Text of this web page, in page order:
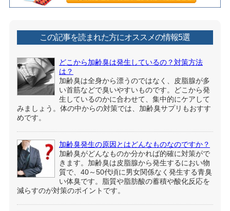
この記事を読まれた方にオススメの情報5選
どこから加齢臭は発生しているの？対策方法
は？
加齢臭は全身から漂うのではなく、皮脂腺が多
い首筋などで臭いやすいものです。どこから発
生しているのかに合わせて、集中的にケアして
みましょう。体の中からの対策では、加齢臭サプリもおすす
めです。
加齢臭発生の原因とはどんなものなのですか？
加齢臭がどんなものか分かれば的確に対策がで
きます。加齢臭は皮脂腺から発生するにおい物
質で、40～50代頃に男女関係なく発生する青臭
い体臭です。脂質や脂肪酸の蓄積や酸化反応を
減らすのが対策のポイントです。